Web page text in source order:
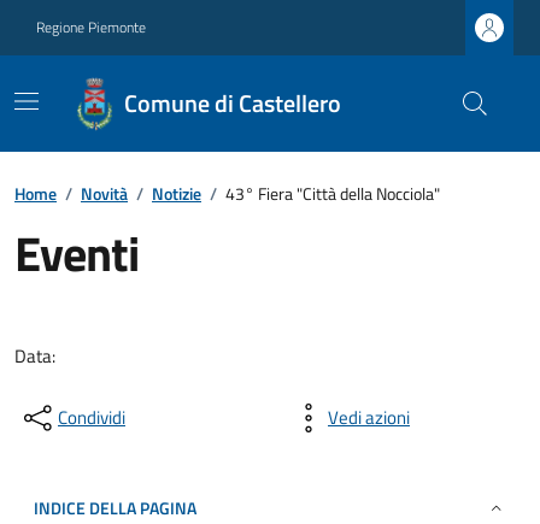
Regione Piemonte
Comune di Castellero
Home / Novità / Notizie / 43° Fiera "Città della Nocciola"
Eventi
Data:
Condividi Vedi azioni
INDICE DELLA PAGINA